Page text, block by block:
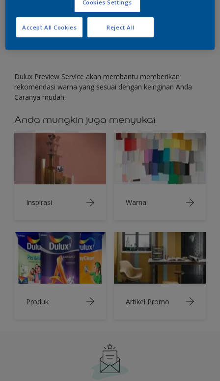
Hubungi konsultan warna Dulux untuk memberi
pilihan saran warna untuk Anda.
Dulux Preview Service akan membantu memberikan
rekomendasi warna yang sesuai dengan keinginan Anda
Caranya mudah:
Anda mungkin juga menyukai
Inspirasi Warna
Produk Artikel Promo
Cookies Settings
Reject All
Accept All Cookies